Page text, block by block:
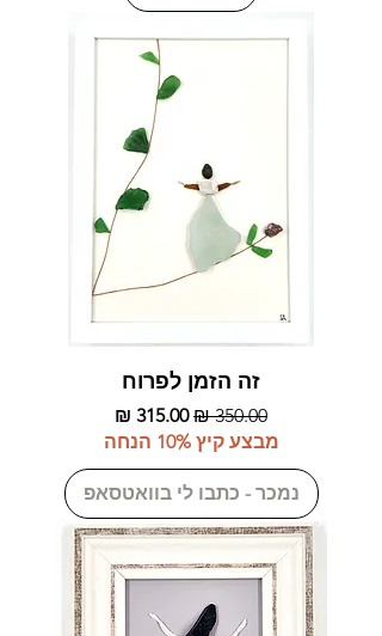
זה הזמן לפרוח
מחיר רגילמחיר מבצע
מבצע קיץ 10% הנחה
נמכר - כתבו לי בוואטסאפ